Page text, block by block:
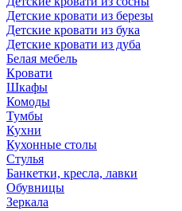
Детские кровати из березы
Детские кровати из бука
Детские кровати из дуба
Белая мебель
Кровати
Шкафы
Комоды
Тумбы
Кухни
Кухонные столы
Стулья
Банкетки, кресла, лавки
Обувницы
Зеркала